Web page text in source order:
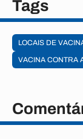
Tags
LOCAIS DE
VACINA CONTRA